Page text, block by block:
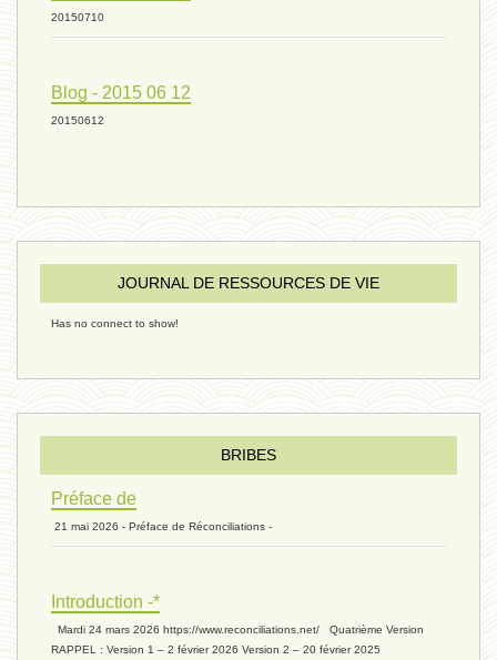
humain 06 - 6 août 2024
sous-groupe humain - 27 juillet
riche - 25 juillet 2024
Introduction V1 - 6 juin 2024
extinction 07 - 18 mai 2024
biomasse - 10 mai 2024*
20150710
Blog - 2015 06 12
20150612
JOURNAL DE RESSOURCES DE VIE
Has no connect to show!
BRIBES
Préface de
21 mai 2026 - Préface de Réconciliations -
Introduction -*
Mardi 24 mars 2026 https://www.reconciliations.net/ Quatrième Version
RAPPEL : Version 1 – 2 février 2026 Version 2 – 20 février 2025